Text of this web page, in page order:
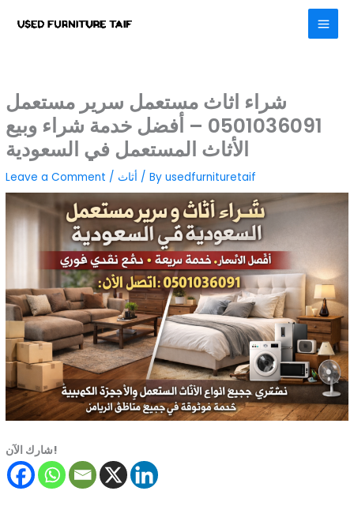
شراء اثاث مستعمل سرير مستعمل
0501036091 – أفضل خدمة شراء وبيع
الأثاث المستعمل في السعودية
Leave a Comment / أثاث / Byusedfurnituretaif
شارك الآن!